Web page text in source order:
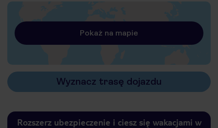
Pokaż na mapie
Wyznacz trasę dojazdu
Rozszerz ubezpieczenie i ciesz się wakacjami w